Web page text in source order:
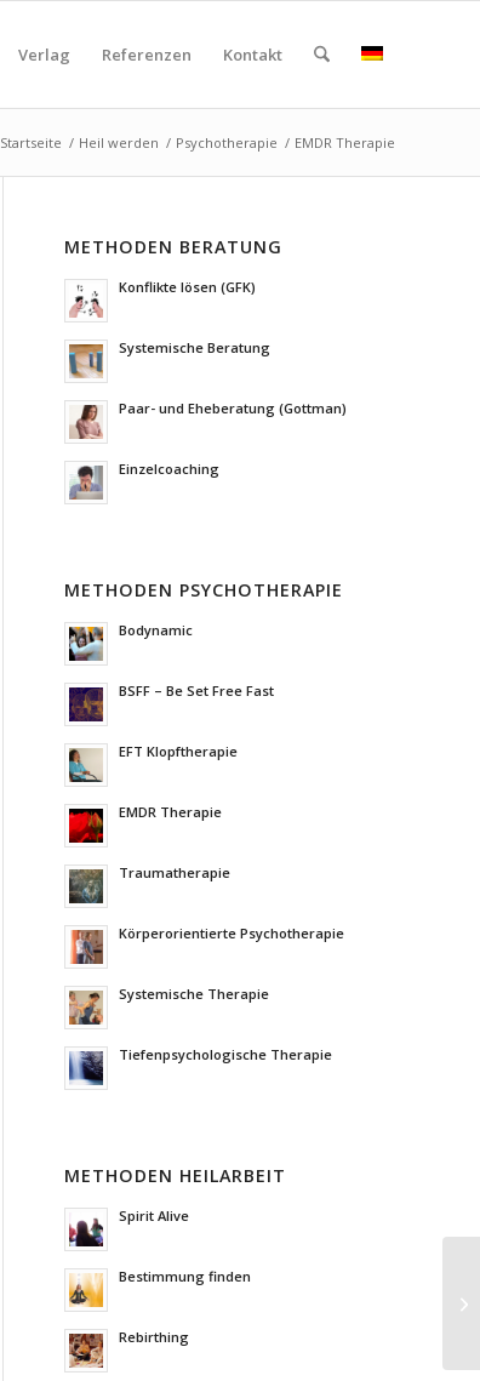
Verlag Referenzen Kontakt
Startseite / Heil werden / Psychotherapie / EMDR Therapie
METHODEN BERATUNG
Konflikte lösen (GFK)
Systemische Beratung
Paar- und Eheberatung (Gottman)
Einzelcoaching
METHODEN PSYCHOTHERAPIE
Bodynamic
BSFF – Be Set Free Fast
EFT Klopftherapie
EMDR Therapie
Traumatherapie
Körperorientierte Psychotherapie
Systemische Therapie
Tiefenpsychologische Therapie
METHODEN HEILARBEIT
Spirit Alive
Bestimmung finden
Rebirthing